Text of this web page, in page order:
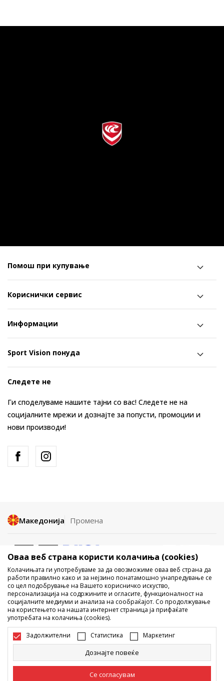
Помош при купување
Кориснички сервис
Информации
Sport Vision понуда
Следете не
Ги споделуваме нашите тајни со вас! Следете не на
социјалните мрежи и дознајте за попусти, промоции и
нови производи!
Македонија Промена
Не е дозволено превземање или користење на содржината од
интернет страните на Sport Vision, делумно или целосно a се
однесува на логоа, трговски марки, комерцијални содржини, ниту
истите да се отстапуваат на трети лица, јавно да се објавуваат или да
се користат за било какви цели, без писмена согласност од БДС.МК
ДООЕЛ.
Настојуваме да бидеме што попрецизни во описот на производот,
фотографијата и самата цена, но не можеме да гарантираме дака
сите информации се комплетни и без грешка. Сите прикажани
дека мораат да се достапни во секој момент. Достапноста на
Оваа веб страна користи колачиња (cookies)
Колачињата ги употребуваме за да овозможиме оваа веб страна да
работи правилно како и за нејзино понатамошно унапредување се
со цел подобрување на Вашето корисничко искуство,
персонализација на содржините и огласите, функционалност на
социјалните медиуми и анализа на сообраќајот. Со продолжување
на користењето на нашата интернет страница ја прифаќате
употребата на колачиња (cookies).
Задолжителни Статистика Маркетинг
Дознајте повеќе
Се согласувам